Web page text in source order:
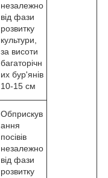
незалежно
від фази
розвитку
культури,
за висоти
багаторічн
их бур'янів
10-15 см
Обприскув
ання
посівів
незалежно
від фази
розвитку